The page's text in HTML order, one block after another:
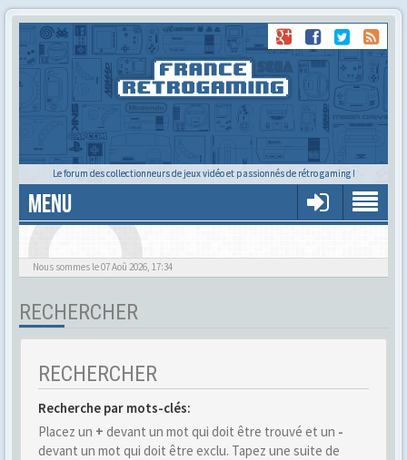
Le forum des collectionneurs de jeux vidéo et passionnés de rétro gaming !
MENU
Alors tu trouves ?
Nous sommes le 07 Aoû 2026, 17:34
RECHERCHER
RECHERCHER
Recherche par mots-clés:
Placez un + devant un mot qui doit être trouvé et un -
devant un mot qui doit être exclu. Tapez une suite de